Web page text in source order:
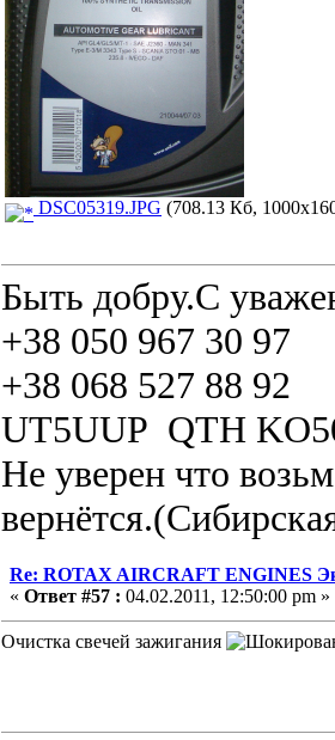
DSC05319.JPG (708.13 Кб,
Быть добру.С
+38 050 967 30 97
+38 068 527 88 92
UT5UUP QTH
Не уверен что
Re: ROTAX AIRCRAFT ENGINES
« Ответ #57 : 04.02.2011, 12:50:00 pm »
Очистка свечей зажигания